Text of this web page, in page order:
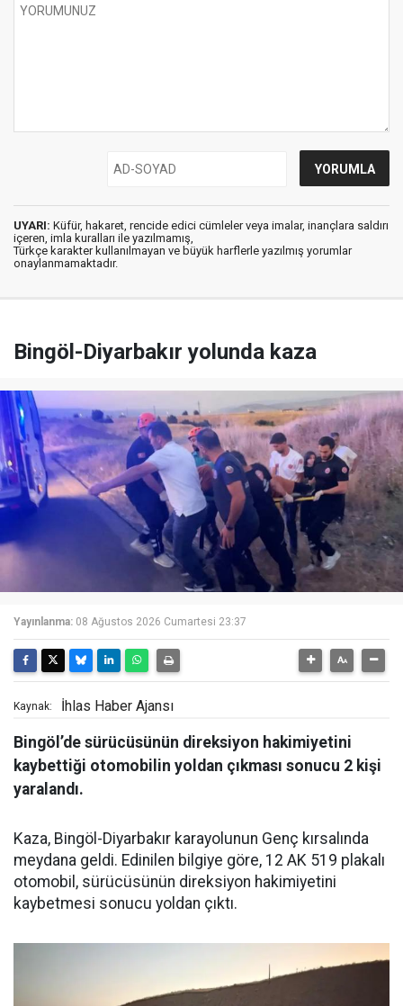
UYARI: Küfür, hakaret, rencide edici cümleler veya imalar, inançlara saldırı
içeren, imla kuralları ile yazılmamış,
Türkçe karakter kullanılmayan ve büyük harflerle yazılmış yorumlar
onaylanmamaktadır.
Bingöl-Diyarbakır yolunda kaza
Yayınlanma: 08 Ağustos 2026 Cumartesi 23:37
Kaynak: İhlas Haber Ajansı
Bingöl’de sürücüsünün direksiyon hakimiyetini
kaybettiği otomobilin yoldan çıkması sonucu 2 kişi
yaralandı.
Kaza, Bingöl-Diyarbakır karayolunun Genç kırsalında
meydana geldi. Edinilen bilgiye göre, 12 AK 519 plakalı
otomobil, sürücüsünün direksiyon hakimiyetini
kaybetmesi sonucu yoldan çıktı.